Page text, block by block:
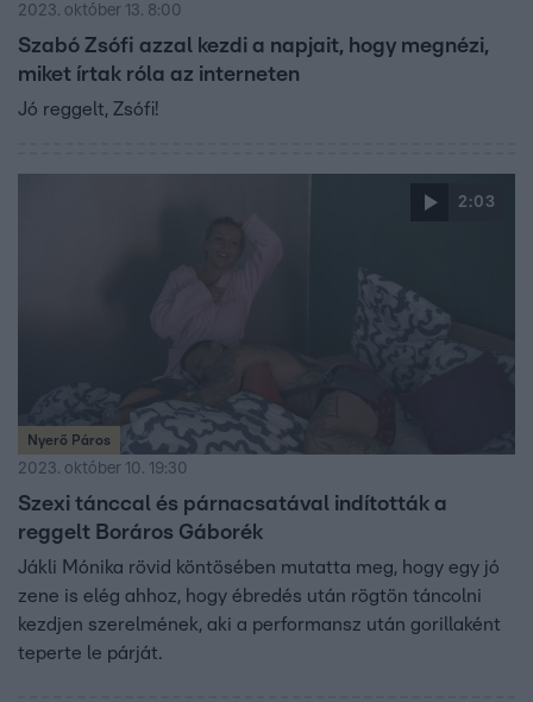
2023. október 13. 8:00
Szabó Zsófi azzal kezdi a napjait, hogy megnézi,
miket írtak róla az interneten
Jó reggelt, Zsófi!
2:03
Nyerő Páros
2023. október 10. 19:30
Szexi tánccal és párnacsatával indították a
reggelt Boráros Gáborék
Jákli Mónika rövid köntösében mutatta meg, hogy egy jó
zene is elég ahhoz, hogy ébredés után rögtön táncolni
kezdjen szerelmének, aki a performansz után gorillaként
teperte le párját.